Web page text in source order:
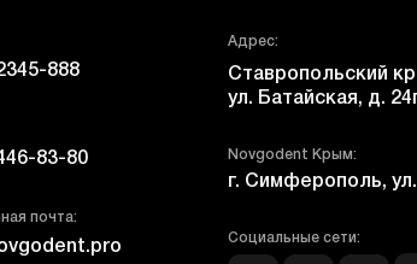
888
83-80
почта:
Адрес:
Ставропольский
ул. Батайская, д.
Novgodent Крым:
г. Симферополь,
Социальные сети: